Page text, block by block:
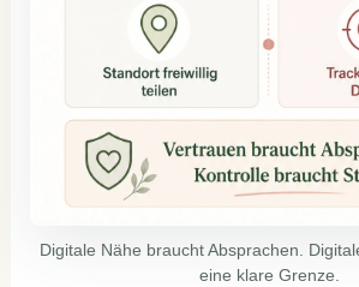
Digitale Nähe braucht Absprachen.
eine klare Grenze.